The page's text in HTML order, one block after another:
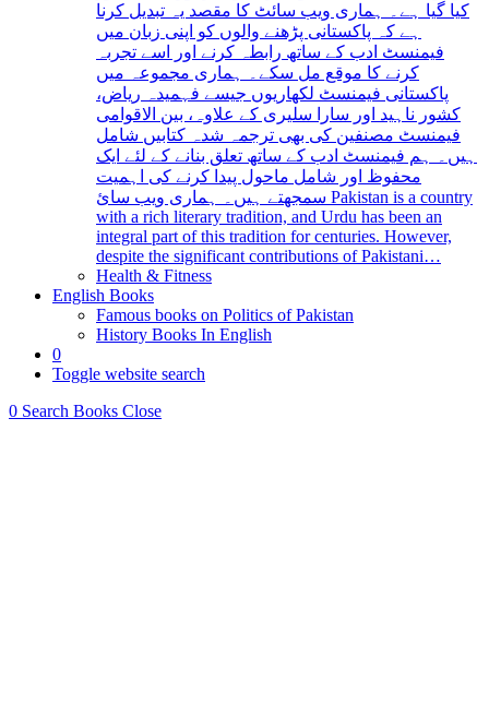
کیا گیا ہے۔ ہماری ویب سائٹ کا مقصد یہ تبدیل کرنا
ہے کہ پاکستانی پڑھنے والوں کو اپنی زبان میں
فیمنسٹ ادب کے ساتھ رابطہ کرنے اور اسے تجربہ
کرنے کا موقع مل سکے۔ ہماری مجموعہ میں
پاکستانی فیمنسٹ لکھاریوں جیسے فہمیدہ ریاض،
کشور ناہید اور سارا سلیری کے علاوہ، بین الاقوامی
فیمنسٹ مصنفین کی بھی ترجمہ شدہ کتابیں شامل
ہیں۔ ہم فیمنسٹ ادب کے ساتھ تعلق بنانے کے لئے ایک
محفوظ اور شامل ماحول پیدا کرنے کی اہمیت
سمجھتے ہیں۔ ہماری ویب سائ Pakistan is a country
with a rich literary tradition, and Urdu has been an
integral part of this tradition for centuries. However,
despite the significant contributions of Pakistani…
Health & Fitness
English Books
Famous books on Politics of Pakistan
History Books In English
0
Toggle website search
0 Search Books Close